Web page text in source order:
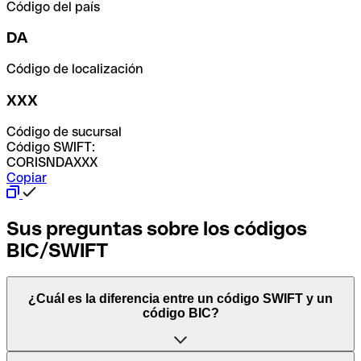
Código del país
DA
Código de localización
XXX
Código de sucursal
Código SWIFT:
CORISNDAXXX
Copiar
Sus preguntas sobre los códigos
BIC/SWIFT
¿Cuál es la diferencia entre un código SWIFT y un
código BIC?